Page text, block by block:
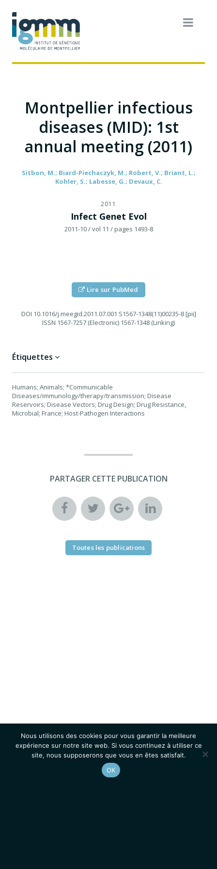
Montpellier infectious
diseases (MID): 1st
annual meeting (2011)
Sitbon, M.; Biard-Piechaczyk, M.; Robert, V.; Briant, L.;
Kohler, S.; Labesse, G.; Devaux, C.
2011
Infect Genet Evol
2011-10/ vol 11 / pages 1493-8
Lire sur PubMed
DOI 10.1016/j.meegid.2011.07.001 S1567-1348(11)00235-8 [pii]
ISSN 1567-7257 (Electronic) 1567-1348 (Linking)
Étiquettes
Humans; Animals; *Communicable
Diseases/immunology/therapy/transmission; Disease
Reservoirs; Disease Vectors; Drug Design; Drug Resistance,
Microbial; France; Host-Pathogen Interactions
PARTAGER CETTE PUBLICATION
Toutes les publications
Nous utilisons des cookies pour vous garantir la meilleure
expérience sur notre site web. Si vous continuez à utiliser ce
site, nous supposerons que vous en êtes satisfait.
OK